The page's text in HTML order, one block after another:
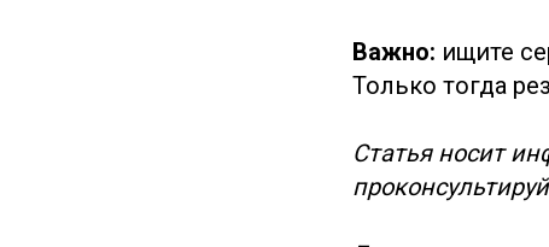
Важно: ищите
Только тогда
Статья носит